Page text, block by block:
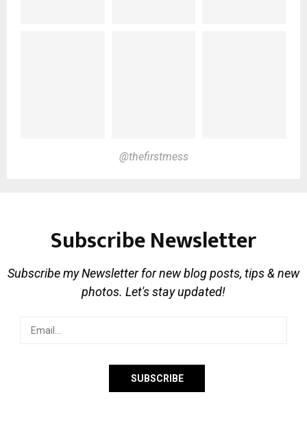
@thefirstmess
Subscribe Newsletter
Subscribe my Newsletter for new blog posts, tips & new
photos. Let's stay updated!